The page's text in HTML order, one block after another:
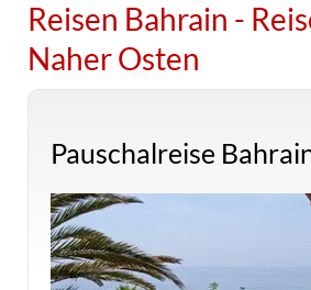
Reisen Bahrain -
Naher Osten
Pauschalreise